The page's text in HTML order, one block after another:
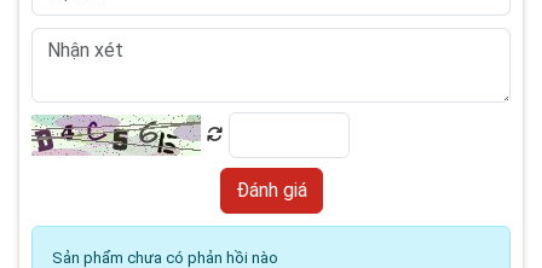
Sản phẩm chưa có phản hồi nào